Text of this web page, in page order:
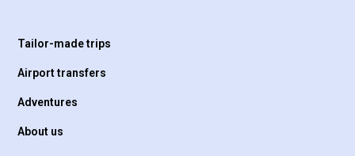
Tailor-made trips
Airport transfers
Adventures
About us